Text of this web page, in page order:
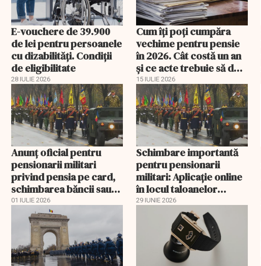
E-vouchere de 39.900
de lei pentru persoanele
cu dizabilități. Condiții
de eligibilitate
28 IULIE 2026
Cum îți poți cumpăra
vechime pentru pensie
în 2026. Cât costă un an
și ce acte trebuie să duci
la Casa de Pensii
15 IULIE 2026
Anunţ oficial pentru
pensionarii militari
privind pensia pe card,
schimbarea băncii sau
revenirea la plata prin
Poşta Română
01 IULIE 2026
Schimbare importantă
pentru pensionarii
militari: Aplicaţie online
în locul taloanelor
tipărite
29 IUNIE 2026